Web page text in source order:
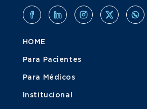
HOME
Para Pacientes
Para Médicos
Institucional